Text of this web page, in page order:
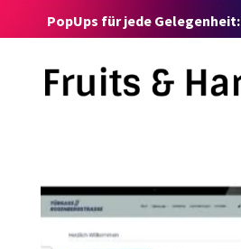
Player
PopUps für jede